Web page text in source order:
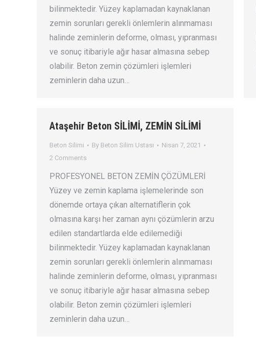
bilinmektedir. Yüzey kaplamadan kaynaklanan
zemin sorunları gerekli önlemlerin alınmaması
halinde zeminlerin deforme, olması, yıpranması
ve sonuç itibariyle ağır hasar almasına sebep
olabilir. Beton zemin çözümleri işlemleri
zeminlerin daha uzun…
Ataşehir Beton SİLİMİ, ZEMİN SİLİMİ
Beton Silimi By Beton Silim Ustası
Nisan 7, 2021
2 Comments
PROFESYONEL BETON ZEMİN ÇÖZÜMLERİ
Yüzey ve zemin kaplama işlemelerinde son
dönemde ortaya çıkan alternatiflerin çok
olmasına karşı her zaman aynı çözümlerin arzu
edilen standartlarda elde edilemediği
bilinmektedir. Yüzey kaplamadan kaynaklanan
zemin sorunları gerekli önlemlerin alınmaması
halinde zeminlerin deforme, olması, yıpranması
ve sonuç itibariyle ağır hasar almasına sebep
olabilir. Beton zemin çözümleri işlemleri
zeminlerin daha uzun…